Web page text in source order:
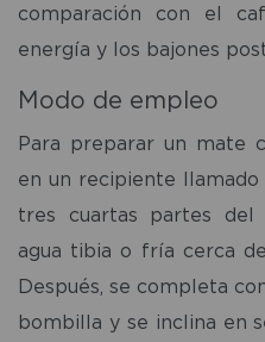
comparación con el
energía y los bajones
Modo de empleo
Para preparar un mate
en un recipiente llamado
tres cuartas partes del
agua tibia o fría cerca
Después, se completa
bombilla y se inclina en